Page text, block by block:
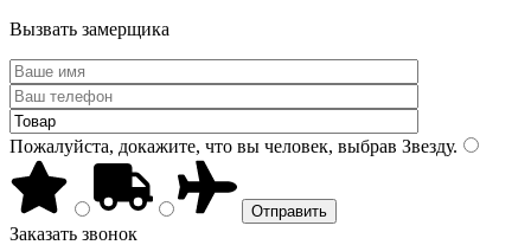
Вызвать замерщика
Пожалуйста, докажите, что вы человек, выбрав Звезду.
Заказать звонок